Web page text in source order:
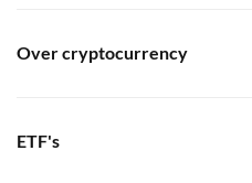
Over cryptocurrency
ETF's